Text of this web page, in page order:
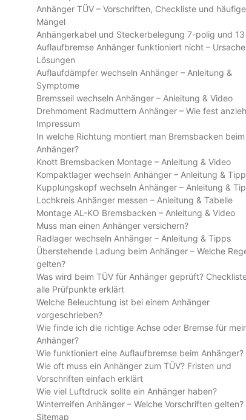
Anhänger TÜV – Vorschriften, Checkliste und häufige
Mängel
Anhängerkabel und Steckerbelegung 7-polig und
Auflaufbremse Anhänger funktioniert nicht –
Lösungen
Auflaufdämpfer wechseln Anhänger – Anleitung &
Symptome
Bremsseil wechseln Anhänger – Anleitung & Video
Drehmoment Radmuttern Anhänger – Wie fest
Impressum
In welche Richtung montiert man Bremsbacken beim
Anhänger?
Knott Bremsbacken Montage – Anleitung & Video
Kompaktlager wechseln Anhänger – Anleitung &
Kupplungskopf wechseln Anhänger – Anleitung &
Lochkreis Anhänger messen – Anleitung & Tabelle
Montage AL-KO Bremsbacken – Anleitung & Video
Muss man einen Anhänger versichern?
Radlager wechseln Anhänger – Anleitung & Tipps
Überstehende Ladung beim Anhänger – Welche
gelten?
Was wird beim TÜV für Anhänger geprüft?
alle Prüfpunkte erklärt
Welche Beleuchtung ist bei einem Anhänger
vorgeschrieben?
Wie finde ich die richtige Achse oder Bremse für
Anhänger?
Wie funktioniert eine Auflaufbremse beim Anhänger?
Wie oft muss ein Anhänger zum TÜV? Fristen und
Vorschriften einfach erklärt
Wie viel Luftdruck sollte ein Anhänger haben?
Winterreifen Anhänger – Welche Vorschriften gelten?
Sitemap